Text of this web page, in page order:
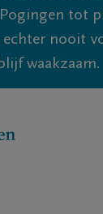
tot
echter nooit
waakzaam.